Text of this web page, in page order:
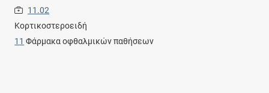
11.02
Κορτικοστεροειδή
11 Φάρμακα οφθαλμικών παθήσεων